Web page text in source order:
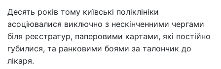
Десять років тому київські поліклініки
асоціювалися виключно з нескінченними чергами
біля реєстратур, паперовими картами, які постійно
губилися, та ранковими боями за талончик до
лікаря.